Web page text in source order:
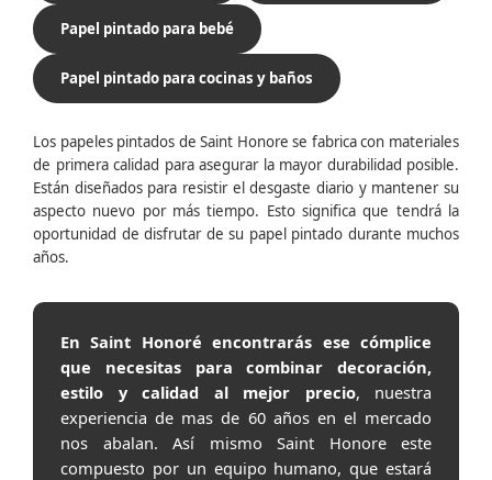
Papel pintado para bebé
Papel pintado para cocinas y baños
Los papeles pintados de Saint Honore se fabrica con materiales
de primera calidad para asegurar la mayor durabilidad posible.
Están diseñados para resistir el desgaste diario y mantener su
aspecto nuevo por más tiempo. Esto significa que tendrá la
oportunidad de disfrutar de su papel pintado durante muchos
años.
En Saint Honoré encontrarás ese cómplice
que necesitas para combinar decoración,
estilo y calidad al mejor precio, nuestra
experiencia de mas de 60 años en el mercado
nos abalan. Así mismo Saint Honore este
compuesto por un equipo humano, que estará